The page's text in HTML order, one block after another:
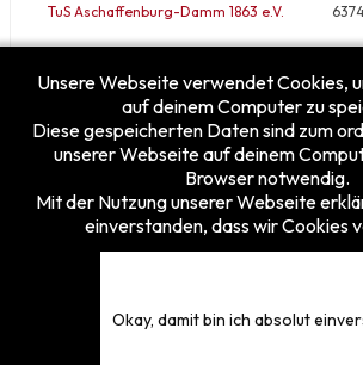
TuS Aschaffenburg-Damm 1863 e.V.
VfB Rodheim/Horloff e.V.
Besucherzähler
Heute
21
Diesen Monat
242
Unsere Webseite verwendet Cookies,
auf deinem Computer zu
Diese gespeicherten Daten sind zum
unserer Webseite auf deinem
Browser notwendig.
Mit der Nutzung unserer Webseite
einverstanden, dass wir Cookies
Okay, damit bin ich absolut